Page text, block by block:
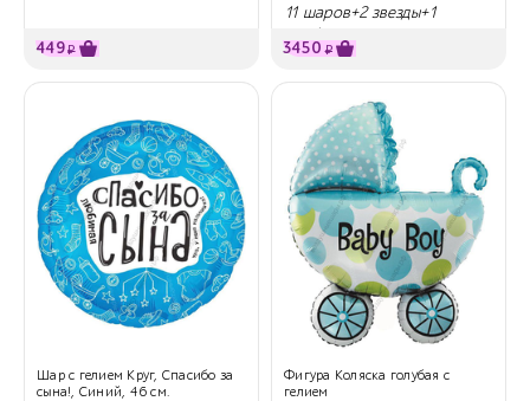
449₽
11 шаров+2 звезды+1
круг+малыш
3450 ₽
Шар с гелием Круг, Спасибо за
сына!, Синий, 46 см.
Фигура Коляска голубая с
гелием